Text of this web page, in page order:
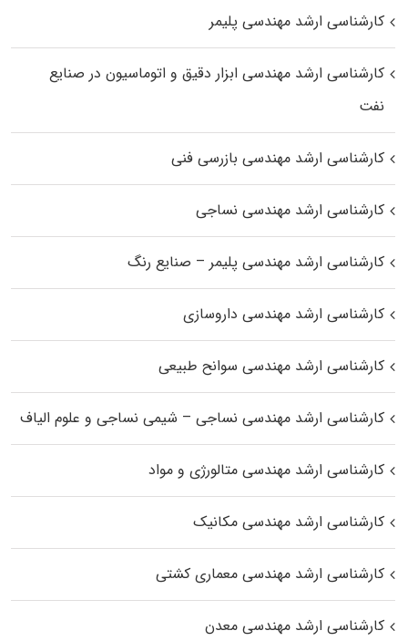
کارشناسی ارشد مهندسی پلیمر
کارشناسی ارشد مهندسی ابزار دقیق و اتوماسیون در صنایع
نفت
کارشناسی ارشد مهندسی بازرسی فنی
کارشناسی ارشد مهندسی نساجی
کارشناسی ارشد مهندسی پلیمر – صنایع رنگ
کارشناسی ارشد مهندسی داروسازی
کارشناسی ارشد مهندسی سوانح طبیعی
کارشناسی ارشد مهندسی نساجی – شیمی نساجی و علوم الیاف
کارشناسی ارشد مهندسی متالورژی و مواد
کارشناسی ارشد مهندسی مکانیک
کارشناسی ارشد مهندسی معماری کشتی
کارشناسی ارشد مهندسی معدن